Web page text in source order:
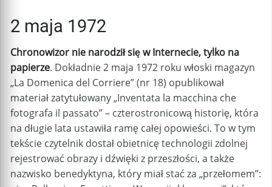
2 maja 1972
Chronowizor nie narodził się w Internecie, tylko na
papierze. Dokładnie 2 maja 1972 roku włoski magazyn
„La Domenica del Corriere” (nr 18) opublikował
materiał zatytułowany „Inventata la macchina che
fotografa il passato” – czterostronicową historię, która
na długie lata ustawiła ramę całej opowieści. To w tym
tekście czytelnik dostał obietnicę technologii zdolnej
rejestrować obrazy i dźwięki z przeszłości, a także
nazwisko benedyktyna, który miał stać za „przełomem”: